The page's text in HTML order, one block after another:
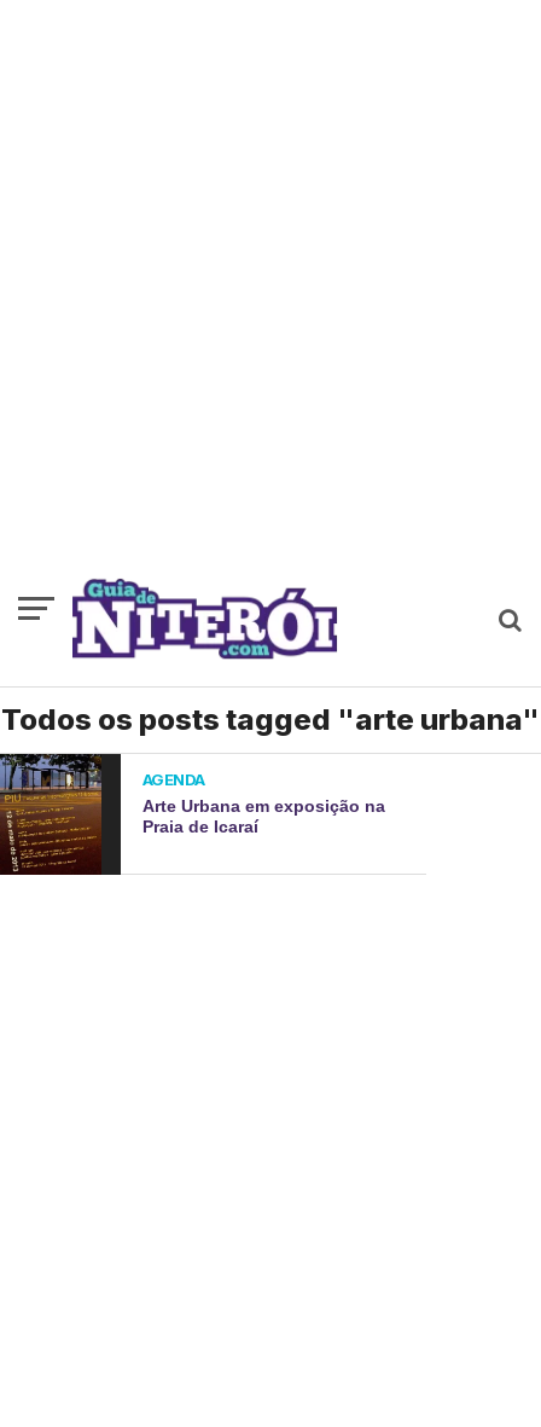
Todos os posts tagged "arte urbana"
AGENDA
Arte Urbana em exposição na
Praia de Icaraí